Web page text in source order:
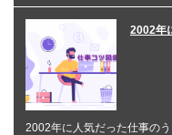
2002年
2002年に人気だった仕事の